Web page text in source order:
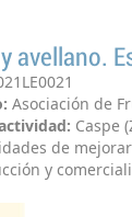
avellano.
Asociación de
Caspe
de
y